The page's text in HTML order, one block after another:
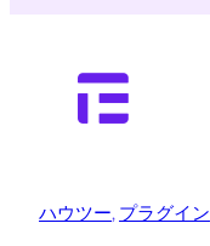
ハウツー, プラグイン